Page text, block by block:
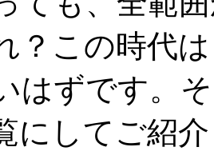
？この時代
はずです。
にしてご紹